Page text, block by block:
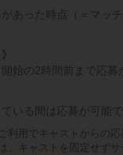
あった時点（＝マッ
始の2時間前まで応募
いる間は応募が可能で
利用でキャストからの
、キャストを固定せず